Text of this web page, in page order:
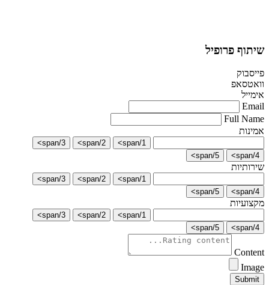
שיתוף פרופיל
פייסבוק
וואטסאפ
אימייל
Email
Full Name
אמינות
1/span>
2/span>
3/span>
4/span>
5/span>
שירותיות
1/span>
2/span>
3/span>
4/span>
5/span>
מקצועיות
1/span>
2/span>
3/span>
4/span>
5/span>
Content
Image
Submit